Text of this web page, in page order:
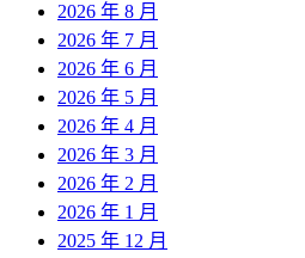
2026 年 8 月
2026 年 7 月
2026 年 6 月
2026 年 5 月
2026 年 4 月
2026 年 3 月
2026 年 2 月
2026 年 1 月
2025 年 12 月